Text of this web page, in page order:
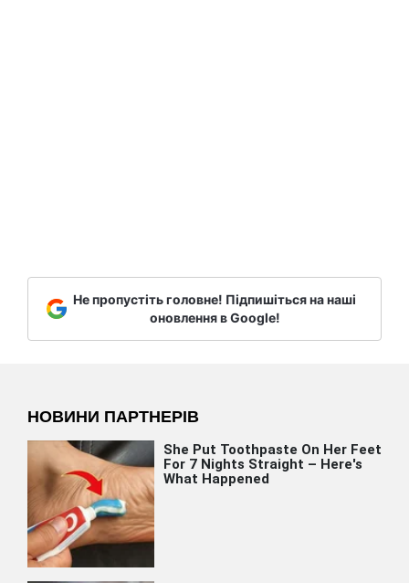
Не пропустіть головне! Підпишіться на наші
оновлення в Google!